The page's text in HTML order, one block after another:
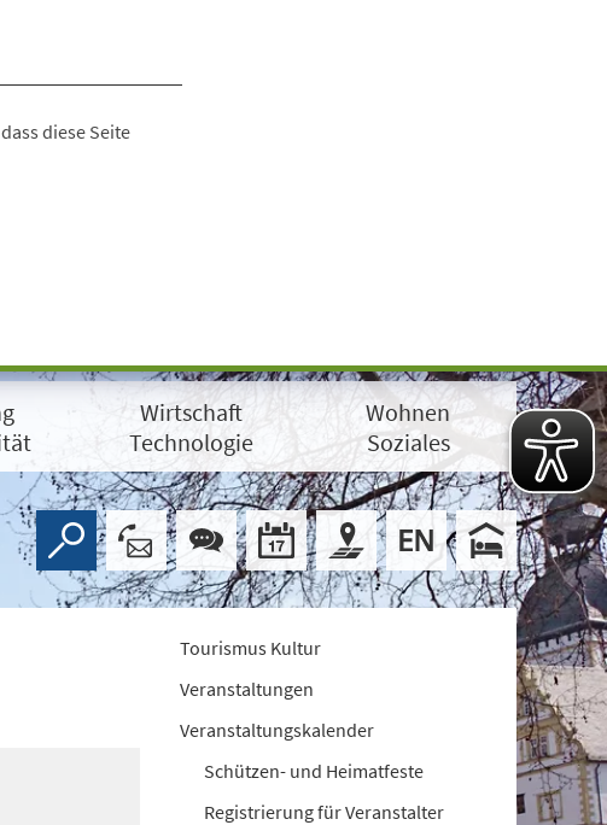
diese Seite
Wirtschaft
Technologie
Wohnen
Soziales
Tourismus Kultur
Veranstaltungen
Veranstaltungskalender
Schützen- und Heimatfeste
Registrierung für Veranstalter